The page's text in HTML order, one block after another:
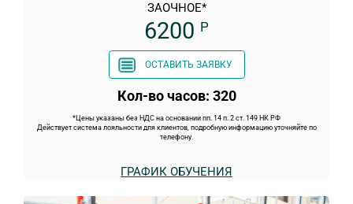
ЗАОЧНОЕ*
6200 Р
ОСТАВИТЬ ЗАЯВКУ
Кол-во часов: 320
*Цены указаны без НДС на основании пп. 14 п. 2 ст. 149 НК РФ
Действует система лояльности для клиентов, подробную информацию уточняйте по
телефону.
ГРАФИК ОБУЧЕНИЯ